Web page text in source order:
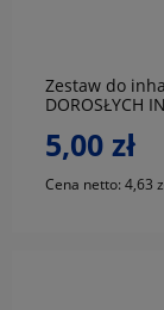
Zestaw do
DOROSŁYCH
5,00 zł
Cena netto: 4,63